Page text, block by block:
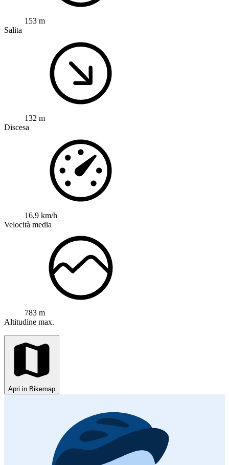
153 m
Salita
132 m
Discesa
16,9 km/h
Velocità media
783 m
Altitudine max.
Apri in Bikemap